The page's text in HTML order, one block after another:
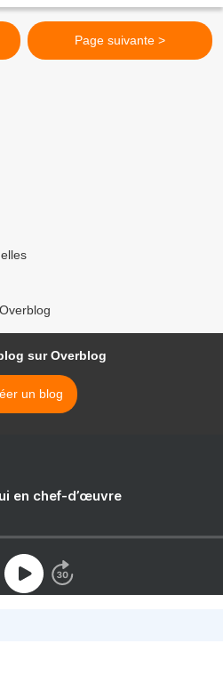
Page suivante >
sur Overblog
un blog
en chef-d’œuvre